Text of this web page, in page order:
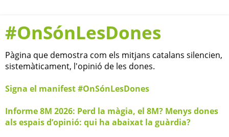
#OnSónLesDones
Pàgina que demostra com els mitjans catalans silencien,
sistemàticament, l'opinió de les dones.
Signa el manifest #OnSónLesDones
Informe 8M 2026: Perd la màgia, el 8M? Menys dones
als espais d’opinió: qui ha abaixat la guàrdia?